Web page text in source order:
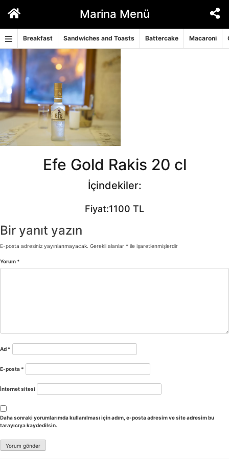
Marina Menü
Breakfast Sandwiches and Toasts Battercake Macaroni
Efe Gold Rakis 20 cl
İçindekiler:
Fiyat:1100 TL
Bir yanıt yazın
E-posta adresiniz yayınlanmayacak. Gerekli alanlar * ile işaretlenmişlerdir
Yorum *
Ad *
E-posta *
İnternet sitesi
Daha sonraki yorumlarımda kullanılması için adım, e-posta adresim ve site adresim bu
tarayıcıya kaydedilsin.